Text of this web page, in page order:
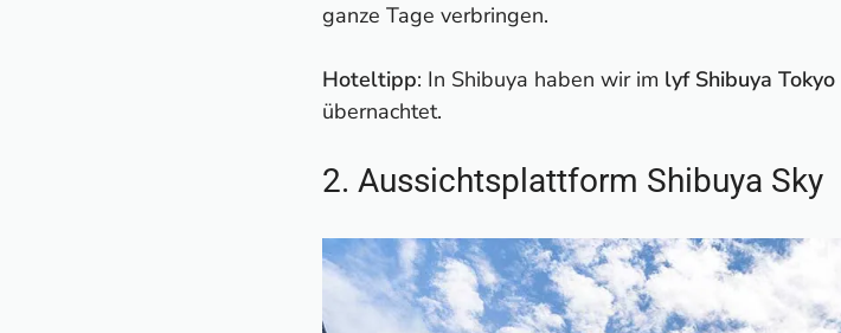
ganze Tage verbringen.
Hoteltipp: In Shibuya haben wir im lyf Shibuya Tokyo
übernachtet.
2. Aussichtsplattform Shibuya Sky